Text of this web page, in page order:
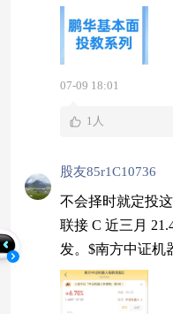
此同时，人形机
台。量价齐升的
用性落地，产业
力稳步提升，操
07-09 18:01
1人
股友85r1C10736
不会择时就定投
联接 C 近三月
发。$南方中证机